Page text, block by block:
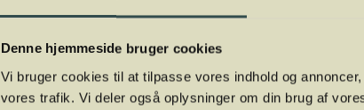
Denne hjemmeside bruger cookies
Vi bruger cookies til at tilpasse vores indhold og
vores trafik. Vi deler også oplysninger om din brug af